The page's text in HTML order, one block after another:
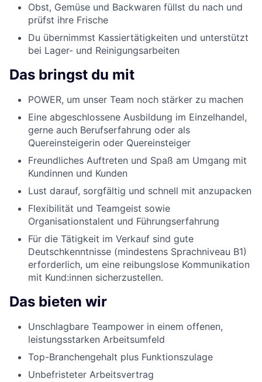
Obst, Gemüse und Backwaren füllst du nach und
prüfst ihre Frische
Du übernimmst Kassiertätigkeiten und unterstützt
bei Lager- und Reinigungsarbeiten
Das bringst du mit
POWER, um unser Team noch stärker zu machen
Eine abgeschlossene Ausbildung im Einzelhandel,
gerne auch Berufserfahrung oder als
Quereinsteigerin oder Quereinsteiger
Freundliches Auftreten und Spaß am Umgang mit
Kundinnen und Kunden
Lust darauf, sorgfältig und schnell mit anzupacken
Flexibilität und Teamgeist sowie
Organisationstalent und Führungserfahrung
Für die Tätigkeit im Verkauf sind gute
Deutschkenntnisse (mindestens Sprachniveau B1)
erforderlich, um eine reibungslose Kommunikation
mit Kund:innen sicherzustellen.
Das bieten wir
Unschlagbare Teampower in einem offenen,
leistungsstarken Arbeitsumfeld
Top-Branchengehalt plus Funktionszulage
Unbefristeter Arbeitsvertrag